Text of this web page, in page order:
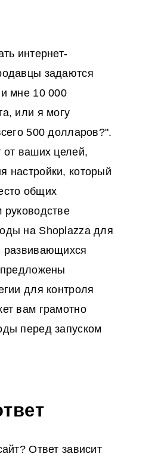
интернет-
задаются
мне 10 000
или я могу
500 долларов?".
от ваших целей,
настройки, который
общих
руководстве
на Shoplazza для
развивающихся
для контроля
вам грамотно
перед запуском
Ответ зависит